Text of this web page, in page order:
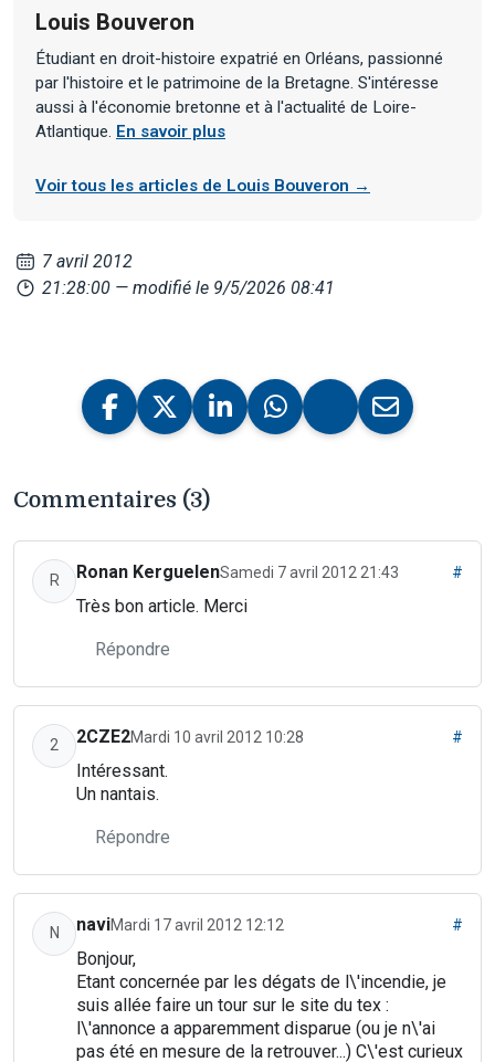
Louis Bouveron
Étudiant en droit-histoire expatrié en Orléans, passionné
par l'histoire et le patrimoine de la Bretagne. S'intéresse
aussi à l'économie bretonne et à l'actualité de Loire-
Atlantique. En savoir plus
Voir tous les articles de Louis Bouveron →
7 avril 2012
21:28:00 — modifié le 9/5/2026 08:41
Commentaires (3)
R Ronan KerguelenSamedi 7 avril 2012 21:43 #
Très bon article. Merci
Répondre
2 2CZE2Mardi 10 avril 2012 10:28 #
Intéressant.
Un nantais.
Répondre
N naviMardi 17 avril 2012 12:12 #
Bonjour,
Etant concernée par les dégats de l\'incendie, je
suis allée faire un tour sur le site du tex :
l\'annonce a apparemment disparue (ou je n\'ai
pas été en mesure de la retrouver...) C\'est curieux